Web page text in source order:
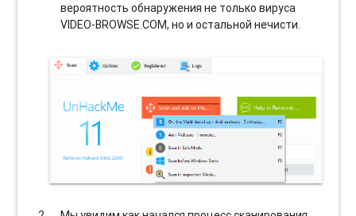
вероятность обнаружения не только вируса
VIDEO-BROWSE.COM, но и остальной нечисти.